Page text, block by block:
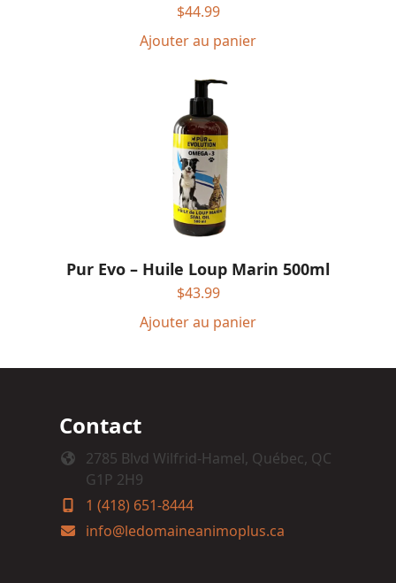
$44.99
Ajouter au panier
Pur Evo – Huile Loup Marin 500ml
$43.99
Ajouter au panier
Contact
2785 Blvd Wilfrid-Hamel, Québec, QC
G1P 2H9
1 (418) 651-8444
info@ledomaineanimoplus.ca